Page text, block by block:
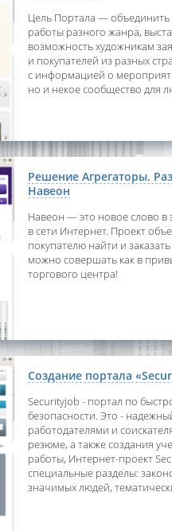
Цель Портала — объединить
работы разного жанра,
возможность художникам
и покупателей из разных
с информацией о
но и некое сообщество для
Решение Агрегаторы.
Навеон
Навеон — это новое слово
в сети Интернет. Проект
покупателю найти и
можно совершать как в
торгового центра!
Создание портала
Securityjob - портал по
безопасности. Это -
работодателями и
резюме, а также создания
работы, Интернет-проект
специальные разделы:
значимых людей,